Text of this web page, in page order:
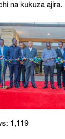
na kukuza ajira.
1,119